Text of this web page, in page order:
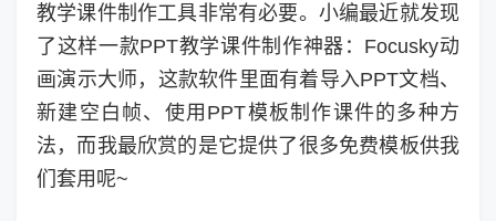
教学课件制作工具非常有必要。小编最近就发现
了这样一款PPT教学课件制作神器：Focusky动
画演示大师，这款软件里面有着导入PPT文档、
新建空白帧、使用PPT模板制作课件的多种方
法，而我最欣赏的是它提供了很多免费模板供我
们套用呢~